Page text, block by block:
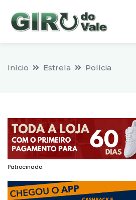
Início Estrela Polícia
Patrocinado